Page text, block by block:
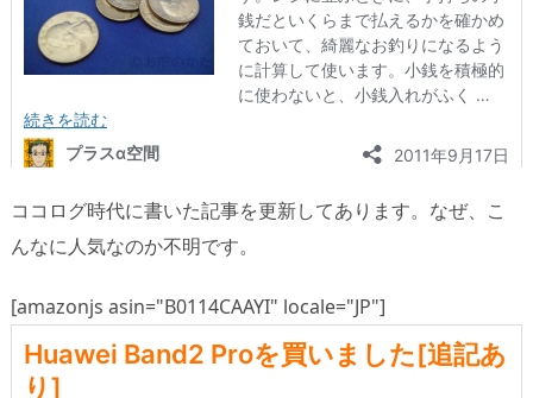
ココログ時代に書いた記事を更新してあります。なぜ、こ
んなに人気なのか不明です。
[amazonjs asin="B0114CAAYI" locale="JP"]